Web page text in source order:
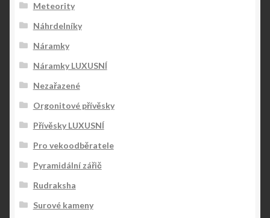
Meteority
Náhrdelníky
Náramky
Náramky LUXUSNÍ
Nezařazené
Orgonitové přívěsky
Přívěsky LUXUSNÍ
Pro vekoodběratele
Pyramidální zářič
Rudraksha
Surové kameny